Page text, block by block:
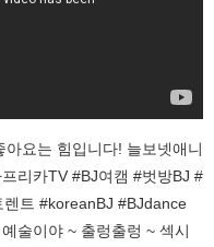
요는 힘입니다! 늘보넷애니
리카TV #BJ여캠 #벗방BJ #
트 #koreanBJ #BJdance
예술이야 ~ 출렁출렁 ~ 섹시